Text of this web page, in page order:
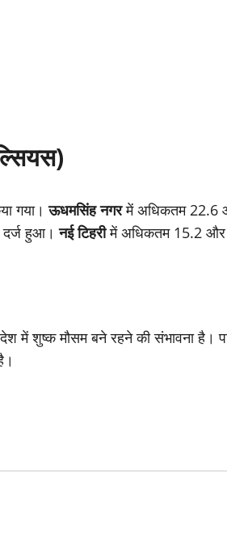
गया।ऊधमसिंह नगरमें अधिकतम 22.6
दर्ज हुआ।नई टिहरीमें अधिकतम 15.2 और
में शुष्क मौसम बने रहने की संभावना